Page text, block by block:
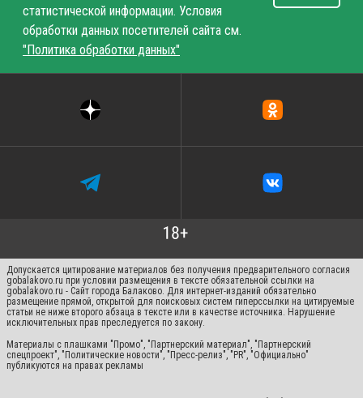
статистической информации. Условия
обработки данных посетителей сайта см.
"Политика обработки данных"
Допускается цитирование материалов без получения предварительного согласия
gobalakovo.ru при условии размещения в тексте обязательной ссылки на
gobalakovo.ru - Сайт города Балаково. Для интернет-изданий обязательно
размещение прямой, открытой для поисковых систем гиперссылки на цитируемые
статьи не ниже второго абзаца в тексте или в качестве источника. Нарушение
исключительных прав преследуется по закону.
Материалы с плашками "Промо", "Партнерский материал", "Партнерский
спецпроект", "Политические новости", "Пресс-релиз", "PR", "Официально"
публикуются на правах рекламы